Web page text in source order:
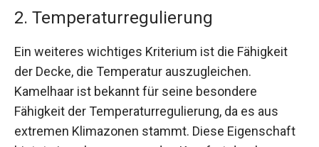
2. Temperaturregulierung
Ein weiteres wichtiges Kriterium ist die Fähigkeit
der Decke, die Temperatur auszugleichen.
Kamelhaar ist bekannt für seine besondere
Fähigkeit der Temperaturregulierung, da es aus
extremen Klimazonen stammt. Diese Eigenschaft